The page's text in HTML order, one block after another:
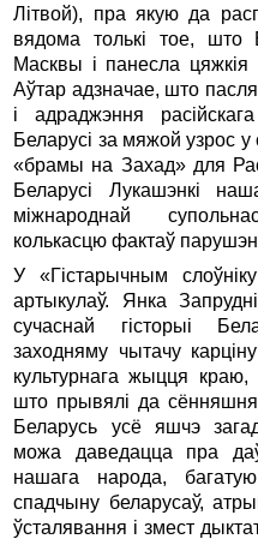
Літвой), пра якую да
вядома толькi тое,
Масквы i панесла цяжкiя
Аўтар адзначае, што
i адраджэння
Беларусi за мяжой узрос у
«брамы на Захад» для
Беларусi Лукашэнкi
мiжнароднай
колькасцю фактаў
У «Гiстарычным
артыкулаў. Янка
сучаснай гісторыі
заходняму чытачу
культурнага жыцця
што прывялi да
Беларусь усё яшчэ
можа даведацца пра
нашага народа,
спадчыну беларусаў,
ўсталявання i змест